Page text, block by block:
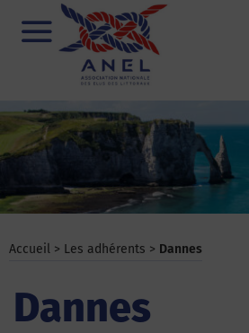
Menu
Accueil > Les adhérents > Dannes
Dannes